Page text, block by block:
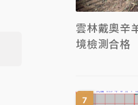
雲林戴奧辛
境檢測合